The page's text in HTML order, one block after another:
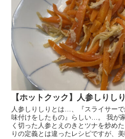
【ホットクック】人参しりしり
人参しりしりとは…、『スライサー
味付けをしたもの』らしい…。 我が
く切った人参とえのきとツナを炒め
りの定義とは違ったレシピですが、